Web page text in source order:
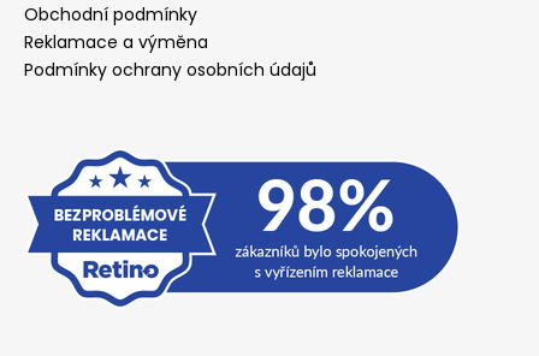
Obchodní podmínky
Reklamace a výměna
Podmínky ochrany osobních údajů